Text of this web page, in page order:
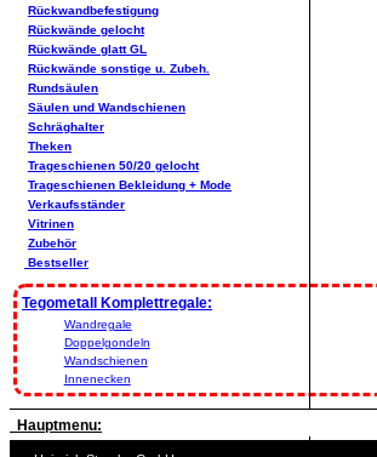
Rückwandbefestigung
Rückwände gelocht
Rückwände glatt GL
Rückwände sonstige u. Zubeh.
Rundsäulen
Säulen und Wandschienen
Schräghalter
Theken
Trageschienen 50/20 gelocht
Trageschienen Bekleidung + Mode
Verkaufsständer
Vitrinen
Zubehör
Bestseller
Tegometall Komplettregale:
Wandregale
Doppelgondeln
Wandschienen
Innenecken
Hauptmenu: